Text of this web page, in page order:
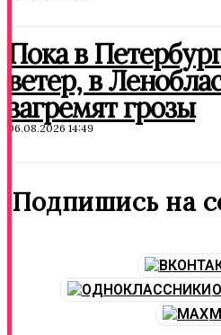
Пока в
ветер, в
загремят грозы
06.08.2026 14:49
Подпишись на